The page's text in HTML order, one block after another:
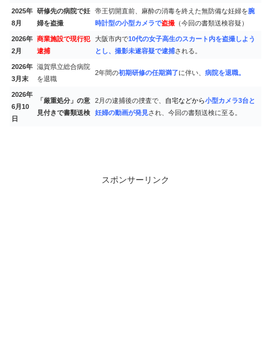
2025年
8月
研修先の病院で妊
婦を盗撮
帝王切開直前、麻酔の消毒を終えた無防備な妊婦を腕
時計型の小型カメラで盗撮 （今回の書類送検容疑）
2026年
2月
商業施設で現行犯
逮捕
大阪市内で10代の女子高生のスカート内を盗撮しよう
とし、撮影未遂容疑で逮捕される。
2026年
3月末
滋賀県立総合病院
を退職
2年間の初期研修の任期満了に伴い、 病院を退職。
2026年
6月10
日
「厳重処分」の意
見付きで書類送検
2月の逮捕後の捜査で、 自宅などから小型カメラ3台と
妊婦の動画が発見され、今回の書類送検に至る。
スポンサーリンク